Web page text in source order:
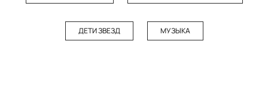
ДЕТИ ЗВЕЗД МУЗЫКА